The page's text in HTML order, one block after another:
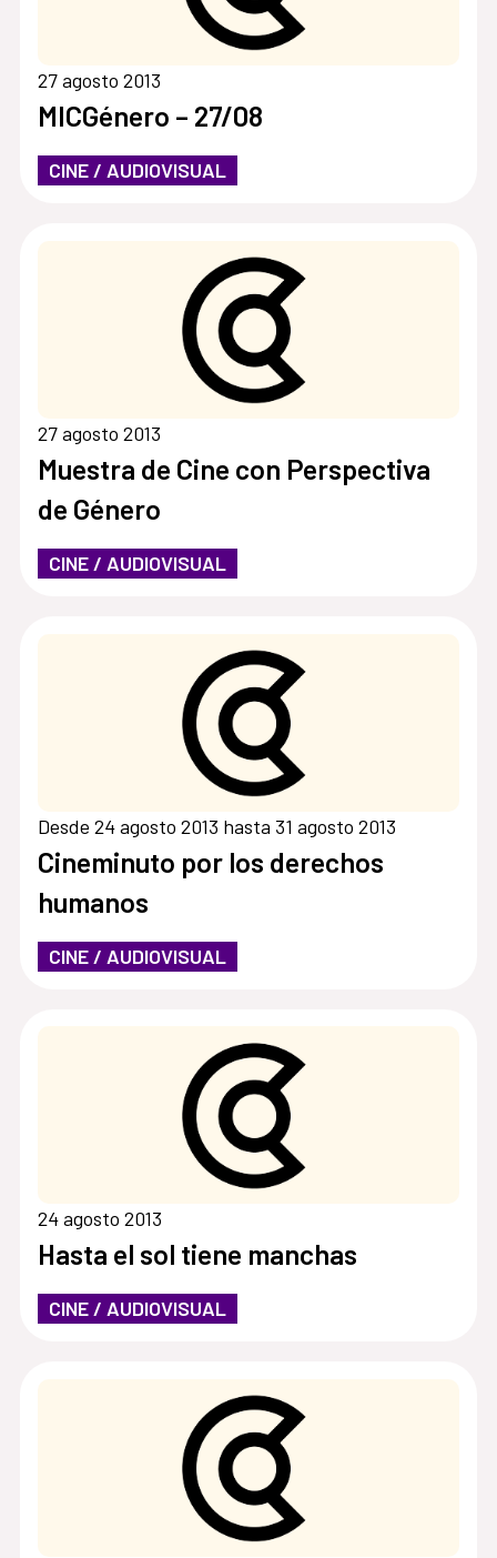
27 agosto 2013
MICGénero – 27/08
CINE / AUDIOVISUAL
27 agosto 2013
Muestra de Cine con Perspectiva
de Género
CINE / AUDIOVISUAL
Desde 24 agosto 2013 hasta 31 agosto 2013
Cineminuto por los derechos
humanos
CINE / AUDIOVISUAL
24 agosto 2013
Hasta el sol tiene manchas
CINE / AUDIOVISUAL